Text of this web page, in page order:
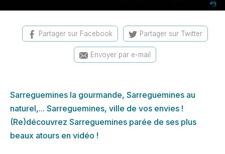
Partager sur Facebook Partager sur Twitter
Envoyer par e-mail
Sarreguemines la gourmande, Sarreguemines au
naturel,... Sarreguemines, ville de vos envies !
(Re)découvrez Sarreguemines parée de ses plus
beaux atours en vidéo !